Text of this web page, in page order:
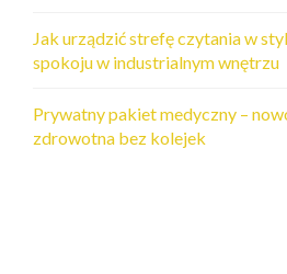
Jak urządzić strefę czytania w
spokoju w industrialnym wnętrzu
Prywatny pakiet medyczny –
zdrowotna bez kolejek